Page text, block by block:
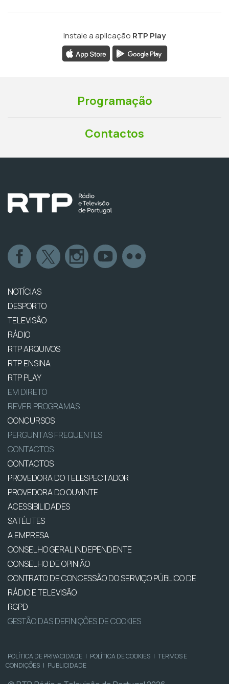
Instale a aplicação RTP Play
Programação
Contactos
NOTÍCIAS
DESPORTO
TELEVISÃO
RÁDIO
RTP ARQUIVOS
RTP ENSINA
RTP PLAY
EM DIRETO
REVER PROGRAMAS
CONCURSOS
PERGUNTAS FREQUENTES
CONTACTOS
CONTACTOS
PROVEDORA DO TELESPECTADOR
PROVEDORA DO OUVINTE
ACESSIBILIDADES
SATÉLITES
A EMPRESA
CONSELHO GERAL INDEPENDENTE
CONSELHO DE OPINIÃO
CONTRATO DE CONCESSÃO DO SERVIÇO PÚBLICO DE
RÁDIO E TELEVISÃO
RGPD
GESTÃO DAS DEFINIÇÕES DE COOKIES
POLÍTICA DE PRIVACIDADE | POLÍTICA DE COOKIES | TERMOS E
CONDIÇÕES | PUBLICIDADE